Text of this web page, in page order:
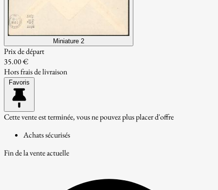
Miniature 2
Prix de départ
35.00 €
Hors frais de livraison
Favoris
Cette vente est terminée, vous ne pouvez plus placer d'offre
Achats sécurisés
Fin de la vente actuelle